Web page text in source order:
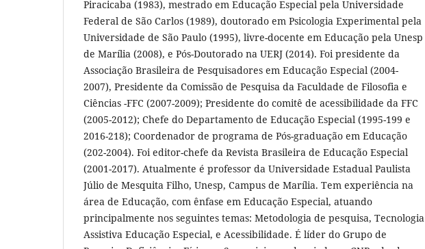
Piracicaba (1983), mestrado em Educação Especial pela Universidade
Federal de São Carlos (1989), doutorado em Psicologia Experimental pela
Universidade de São Paulo (1995), livre-docente em Educação pela Unesp
de Marília (2008), e Pós-Doutorado na UERJ (2014). Foi presidente da
Associação Brasileira de Pesquisadores em Educação Especial (2004-
2007), Presidente da Comissão de Pesquisa da Faculdade de Filosofia e
Ciências -FFC (2007-2009); Presidente do comitê de acessibilidade da FFC
(2005-2012); Chefe do Departamento de Educação Especial (1995-199 e
2016-218); Coordenador de programa de Pós-graduação em Educação
(202-2004). Foi editor-chefe da Revista Brasileira de Educação Especial
(2001-2017). Atualmente é professor da Universidade Estadual Paulista
Júlio de Mesquita Filho, Unesp, Campus de Marília. Tem experiência na
área de Educação, com ênfase em Educação Especial, atuando
principalmente nos seguintes temas: Metodologia de pesquisa, Tecnologia
Assistiva Educação Especial, e Acessibilidade. É líder do Grupo de